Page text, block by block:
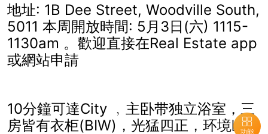
功能
地址: 1B Dee Street, Woodville South,
5011 本周開放時間: 5月3日(六) 1115-
1130am 。歡迎直接在Real Estate app
或網站申請
10分鐘可達City ﹐主卧带独立浴室，三
房皆有衣柜(BIW)，光猛四正，环境幽